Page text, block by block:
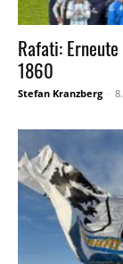
Rafati:
1860
Stefan Kranzberg -